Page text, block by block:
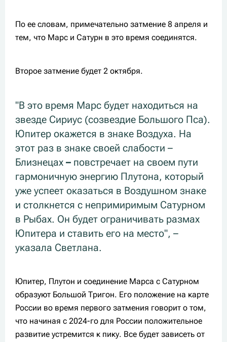
По ее словам, примечательно затмение 8 апреля и
тем, что Марс и Сатурн в это время соединятся.
Второе затмение будет 2 октября.
"В это время Марс будет находиться на
звезде Сириус (созвездие Большого Пса).
Юпитер окажется в знаке Воздуха. На
этот раз в знаке своей слабости –
Близнецах – повстречает на своем пути
гармоничную энергию Плутона, который
уже успеет оказаться в Воздушном знаке
и столкнется с непримиримым Сатурном
в Рыбах. Он будет ограничивать размах
Юпитера и ставить его на место", –
указала Светлана.
Юпитер, Плутон и соединение Марса с Сатурном
образуют Большой Тригон. Его положение на карте
России во время первого затмения говорит о том,
что начиная с 2024-го для России положительное
развитие устремится к пику. Все будет зависеть от